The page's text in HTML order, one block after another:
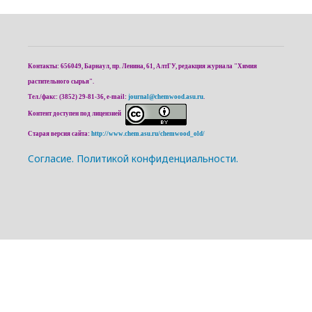
Контакты: 656049, Барнаул, пр. Ленина, 61, АлтГУ, редакция журнала "Химия
растительного сырья".
Тел./факс: (3852) 29-81-36, e-mail: journal@chemwood.asu.ru
Контент доступен под лицензией
Старая версия сайта: http://www.chem.asu.ru/chemwood_old/
Cогласие. Политикой конфиденциальности.